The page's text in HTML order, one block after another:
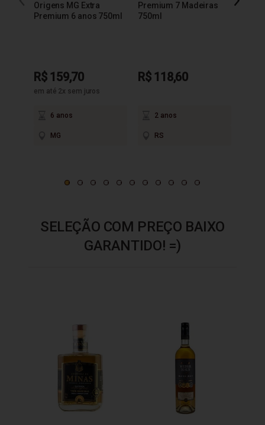
Origens MG Extra
Premium 6 anos 750ml
R$ 159,70
em até 2x sem juros
6 anos
MG
Premium 7 Madeiras
750ml
R$ 118,60
2 anos
RS
SELEÇÃO COM PREÇO BAIXO
GARANTIDO! =)